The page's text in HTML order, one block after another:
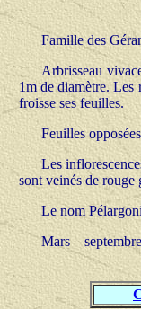
Famille des
Arbrisseau
1m de diamètre. Les
froisse ses feuilles.
Feuilles
Les
sont veinés de rouge
Le nom
Mars –